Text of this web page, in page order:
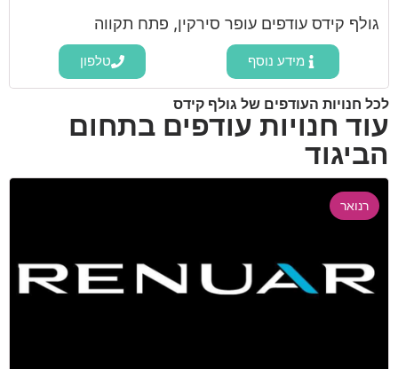
גולף קידס עודפים עופר סירקין, פתח תקווה
מידע נוסף טלפון
לכל חנויות העודפים של גולף קידס
עוד חנויות עודפים בתחום
הביגוד
רנואר